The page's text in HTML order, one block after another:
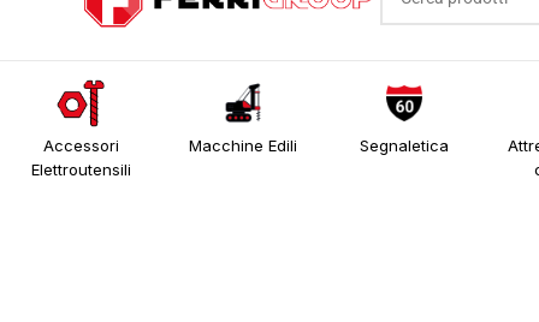
Accessori
Elettroutensili
Macchine Edili Segnaletica